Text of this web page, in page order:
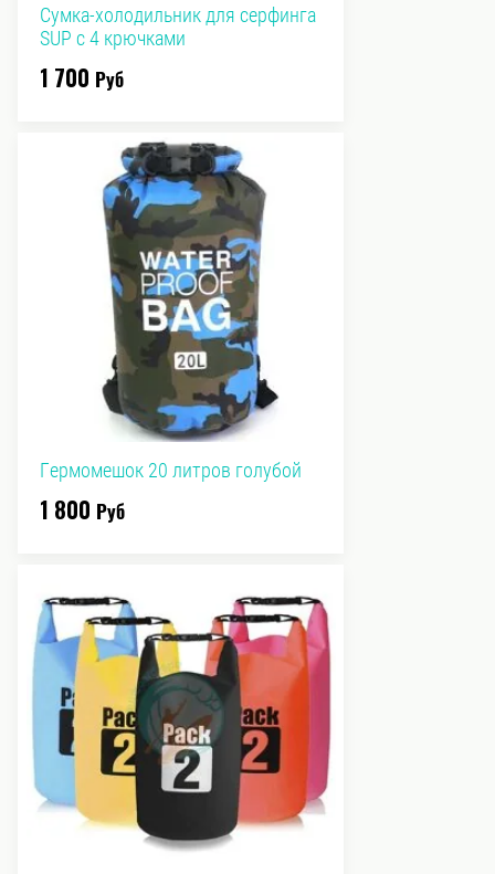
Сумка-холодильник для серфинга
SUP с 4 крючками
1 700 Руб
Гермомешок 20 литров голубой
1 800 Руб